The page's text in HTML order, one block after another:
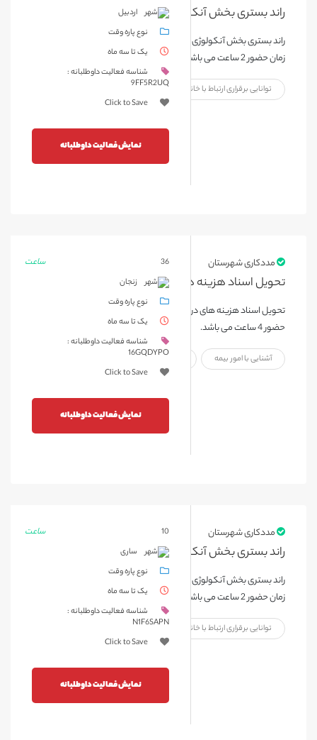
راند بستری بخش آنکولوژی بیمارستان بوعلی اردبیل
راند بستری بخش آنکولوژی بیمارستان بوعلی اردبیل یک روز در هفته مدت
زمان حضور 2 ساعت می باشد
توانایی برقراری ارتباط با خانواده بیمار
اردبیل
نوع پاره وقت
یک تا سه ماه
شناسه فعالیت داوطلبانه :
9FF5R2UQ
Click to Save
نمایش فعالیت داوطلبانه
مددکاری شهرستان
تحویل اسناد هزینه های درمانی بیماران زنجان
تحویل اسناد هزینه های درمانی بیماران زنجان دو روز در هفته مدت زمان
حضور 4 ساعت می باشد.
آشنایی با امور بیمه همکاری با پرسنل
ساعت
36
زنجان
نوع پاره وقت
یک تا سه ماه
شناسه فعالیت داوطلبانه :
16GQDYPO
Click to Save
نمایش فعالیت داوطلبانه
مددکاری شهرستان
راند بستری بخش آنکولوژی بیمارستان بوعلی ساری
راند بستری بخش آنکولوژی بیمارستان بوعلی ساری یک روز در هفته مدت
زمان حضور 2 ساعت می باشد
توانایی برقراری ارتباط با خانواده بیمار
ساعت
10
ساری
نوع پاره وقت
یک تا سه ماه
شناسه فعالیت داوطلبانه :
N1F6SAPN
Click to Save
نمایش فعالیت داوطلبانه